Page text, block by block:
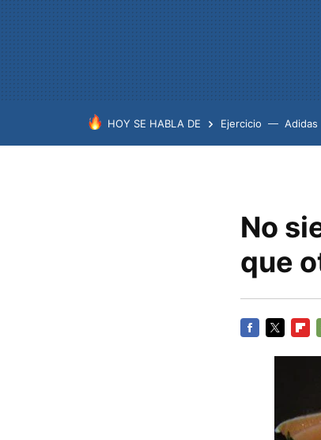
HOY SE HABLA DE Ejercicio Adidas
No
que